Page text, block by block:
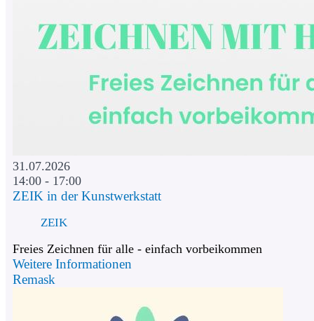
31.07.2026
14:00 - 17:00
ZEIK in der Kunstwerkstatt
ZEIK
Freies Zeichnen für alle - einfach vorbeikommen
Weitere Informationen
Remask